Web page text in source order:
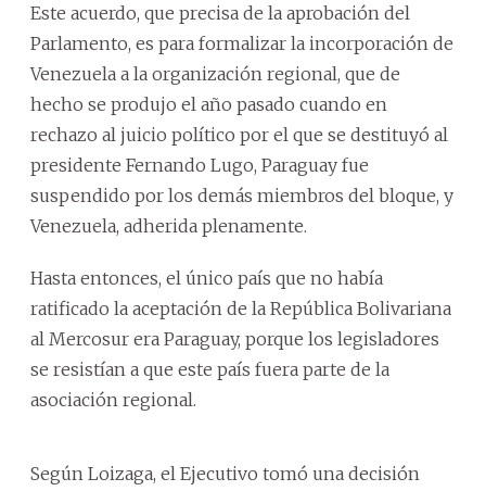
Este acuerdo, que precisa de la aprobación del
Parlamento, es para formalizar la incorporación de
Venezuela a la organización regional, que de
hecho se produjo el año pasado cuando en
rechazo al juicio político por el que se destituyó al
presidente Fernando Lugo, Paraguay fue
suspendido por los demás miembros del bloque, y
Venezuela, adherida plenamente.
Hasta entonces, el único país que no había
ratificado la aceptación de la República Bolivariana
al Mercosur era Paraguay, porque los legisladores
se resistían a que este país fuera parte de la
asociación regional.
Según Loizaga, el Ejecutivo tomó una decisión